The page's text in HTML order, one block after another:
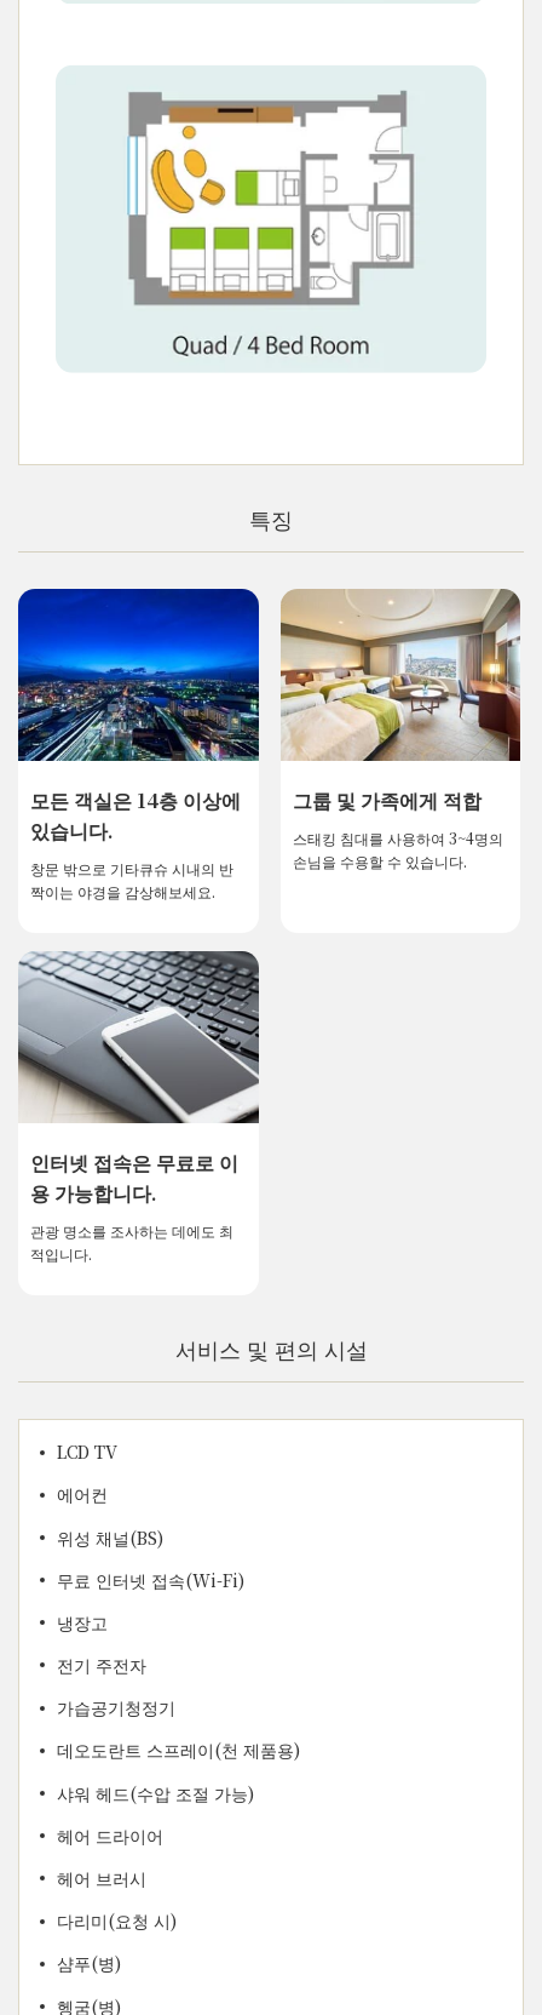
특징
모든 객실은 14층 이상에
있습니다.
창문 밖으로 기타큐슈 시내의 반
짝이는 야경을 감상해보세요.
그룹 및 가족에게 적합
스태킹 침대를 사용하여 3~4명의
손님을 수용할 수 있습니다.
인터넷 접속은 무료로 이
용 가능합니다.
관광 명소를 조사하는 데에도 최
적입니다.
서비스 및 편의 시설
LCD TV
에어컨
위성 채널(BS)
무료 인터넷 접속(Wi-Fi)
냉장고
전기 주전자
가습공기청정기
데오도란트 스프레이(천 제품용)
샤워 헤드(수압 조절 가능)
헤어 드라이어
헤어 브러시
다리미(요청 시)
샴푸(병)
헹굼(병)